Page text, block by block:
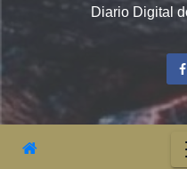
Diario Digital